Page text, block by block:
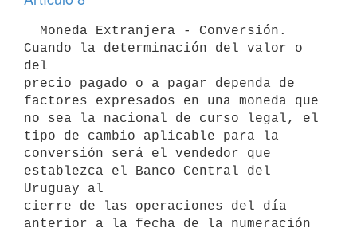
Cuando la determinación del valor o
del
precio pagado o a pagar dependa de
factores expresados en una moneda que
no sea la nacional de curso legal, el
tipo de cambio aplicable para la
conversión será el vendedor que
establezca el Banco Central del
Uruguay al
cierre de las operaciones del día
anterior a la fecha de la numeración